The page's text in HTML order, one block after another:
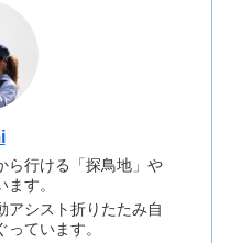
ら行ける「探鳥地」や
す。
アシスト折りたたみ自
ています。